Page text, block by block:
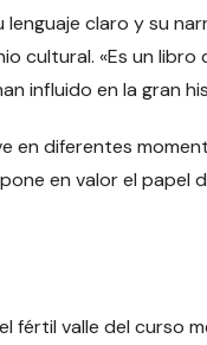
claro y su
cultural. «Es un libro
influido en la gran
en diferentes
en valor el papel
fértil valle del curso